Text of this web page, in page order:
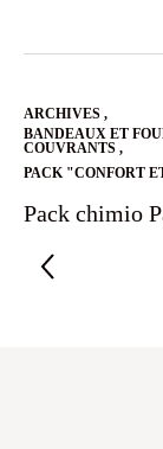
ARCHIVES ,
BANDEAUX ET
COUVRANTS ,
PACK "CONFORT
Pack chimio